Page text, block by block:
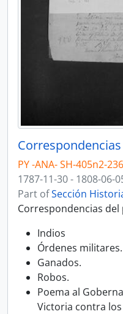
PY -ANA- SH-405n2-
1787-11-30 - 1808-06-
Part ofSección
Correspondencias
Indios
Órdenes militares.
Ganados.
Robos.
Poema al
Victoria contra